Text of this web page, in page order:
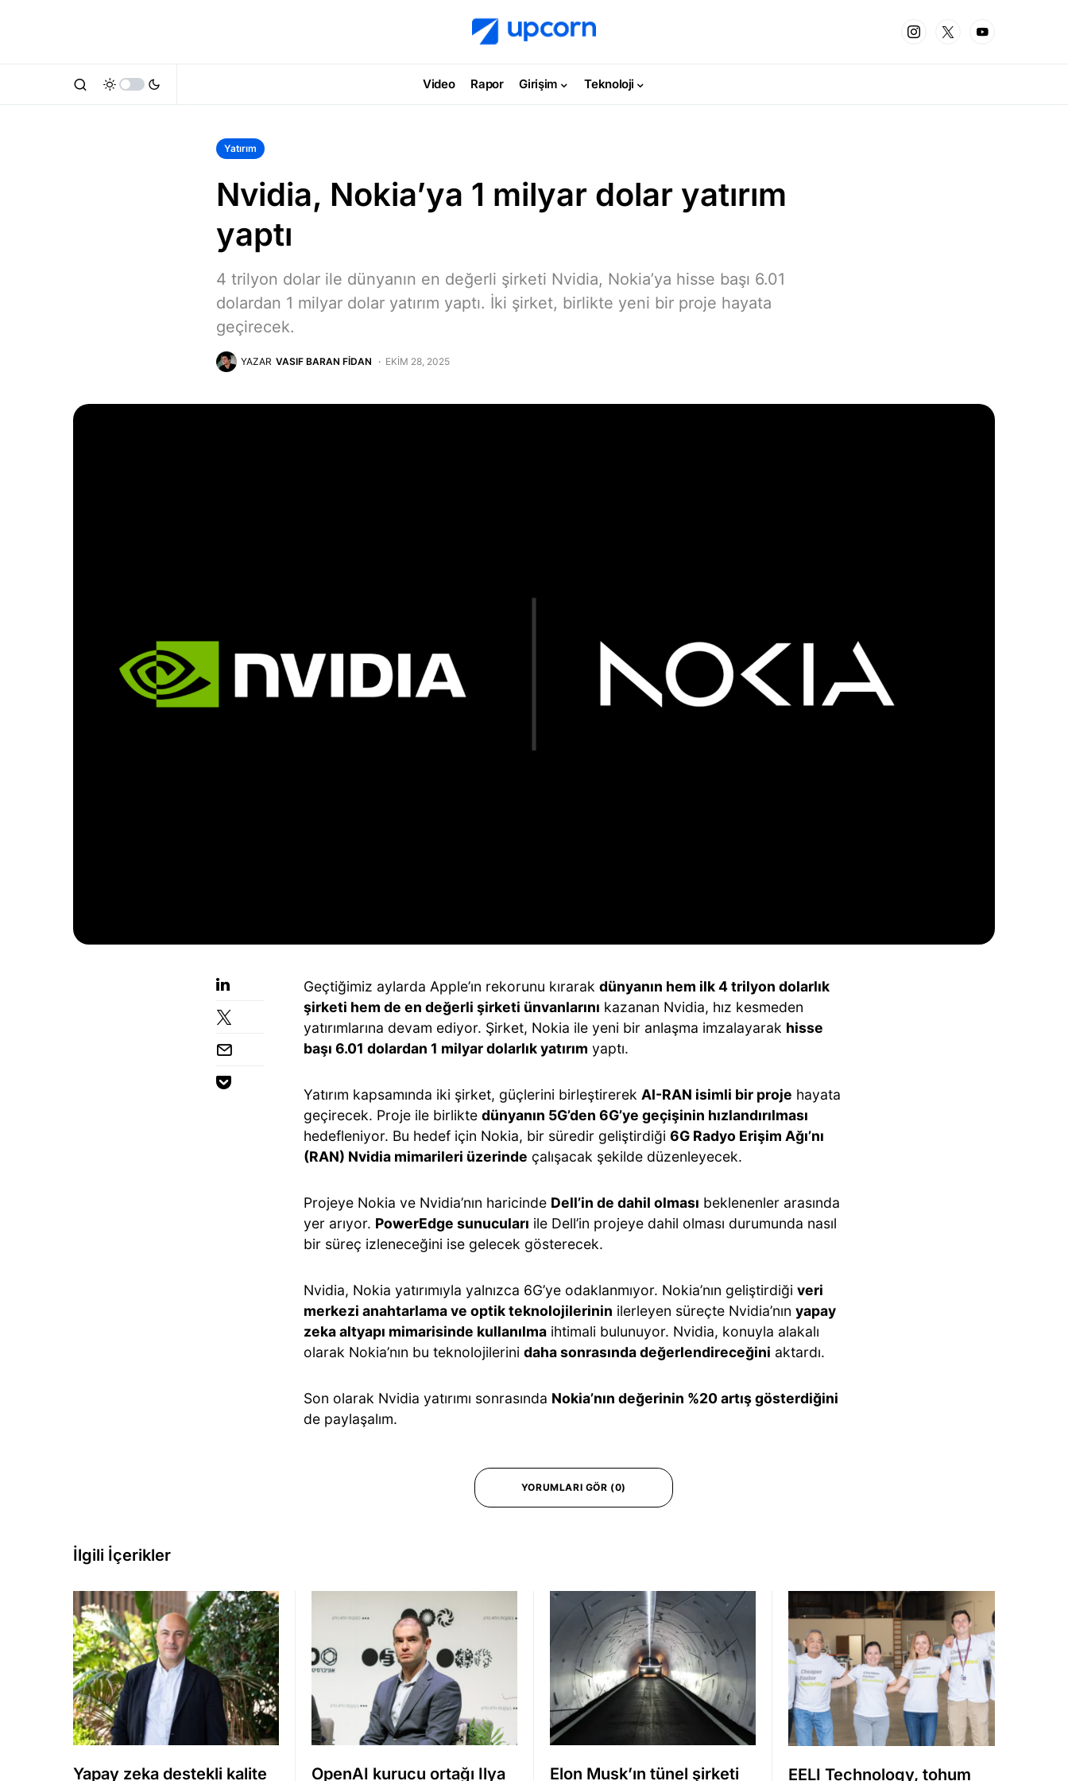
Video Rapor Girişim Teknoloji
Yatırım
Nvidia, Nokia’ya 1 milyar dolar yatırım
yaptı
4 trilyon dolar ile dünyanın en değerli şirketi Nvidia, Nokia’ya hisse başı 6.01
dolardan 1 milyar dolar yatırım yaptı. İki şirket, birlikte yeni bir proje hayata
geçirecek.
YAZAR VASIF BARAN FIDAN EKIM 28, 2025
Geçtiğimiz aylarda Apple’ın rekorunu kırarak dünyanın hem ilk 4 trilyon dolarlık
şirketi hem de en değerli şirketi ünvanlarını kazanan Nvidia, hız kesmeden
yatırımlarına devam ediyor. Şirket, Nokia ile yeni bir anlaşma imzalayarak hisse
başı 6.01 dolardan 1 milyar dolarlık yatırım yaptı.
Yatırım kapsamında iki şirket, güçlerini birleştirerek AI-RAN isimli bir proje hayata
geçirecek. Proje ile birlikte dünyanın 5G’den 6G’ye geçişinin hızlandırılması
hedefleniyor. Bu hedef için Nokia, bir süredir geliştirdiği 6G Radyo Erişim Ağı’nı
(RAN) Nvidia mimarileri üzerinde çalışacak şekilde düzenleyecek.
Projeye Nokia ve Nvidia’nın haricinde Dell’in de dahil olması beklenenler arasında
yer arıyor. PowerEdge sunucuları ile Dell’in projeye dahil olması durumunda nasıl
bir süreç izleneceğini ise gelecek gösterecek.
Nvidia, Nokia yatırımıyla yalnızca 6G’ye odaklanmıyor. Nokia’nın geliştirdiği veri
merkezi anahtarlama ve optik teknolojilerinin ilerleyen süreçte Nvidia’nın yapay
zeka altyapı mimarisinde kullanılma ihtimali bulunuyor. Nvidia, konuyla alakalı
olarak Nokia’nın bu teknolojilerini daha sonrasında değerlendireceğini aktardı.
Son olarak Nvidia yatırımı sonrasında Nokia’nın değerinin %20 artış gösterdiğini
de paylaşalım.
YORUMLARI GÖR (0)
İlgili İçerikler
Yapay zeka destekli kalite OpenAI kurucu ortağı Ilya Elon Musk’ın tünel şirketi EELI Technology, tohum